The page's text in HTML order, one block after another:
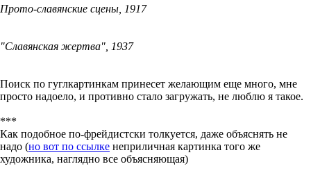
Прото-славянские сцены, 1917
"Славянская жертва", 1937
Поиск по гуглкартинкам принесет желающим еще много, мне
просто надоело, и противно стало загружать, не люблю я такое.
***
Как подобное по-фрейдистски толкуется, даже объяснять не
надо (но вот по ссылке неприличная картинка того же
художника, наглядно все объясняющая)